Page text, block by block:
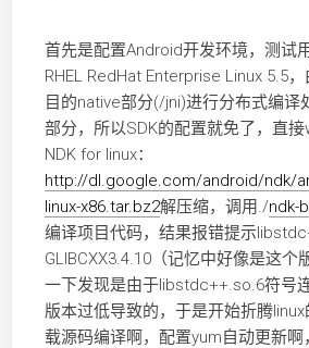
首先是配置Android开发环境，测试
RHEL RedHat Enterprise Linux 5.5
目的native部分(/jni)进行分布式编译
部分，所以SDK的配置就免了，直
NDK for linux：
http://dl.google.com/android/ndk/
linux-x86.tar.bz2解压缩，调用./ndk-
编译项目代码，结果报错提示
GLIBCXX3.4.10（记忆中好像是这个
一下发现是由于libstdc++.so.6符号
版本过低导致的，于是开始折腾
载源码编译啊，配置yum自动更新